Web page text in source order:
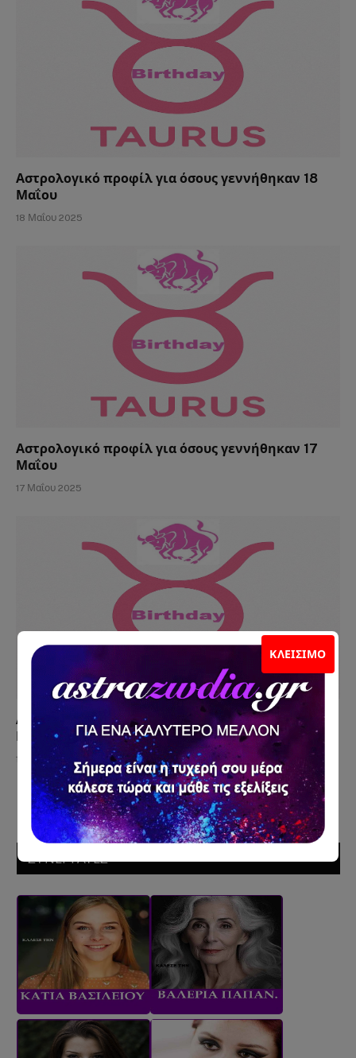
ΚΛΕΊΣΙΜΟ
Αστρολογικό προφίλ για όσους γεννήθηκαν 18
Μαΐου
18 Μαΐου 2025
Αστρολογικό προφίλ για όσους γεννήθηκαν 17
Μαΐου
17 Μαΐου 2025
Αστρολογικό προφίλ για όσους γεννήθηκαν 16
Μαΐου
16 Μαΐου 2025
ΣΥΝΕΡΓΑΤΕΣ